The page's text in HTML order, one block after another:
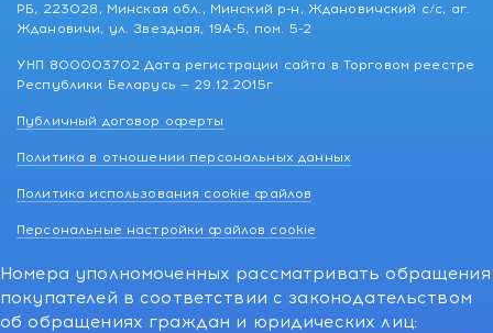
РБ, 223028, Минская обл., Минский р-н, Ждановичский с/с, аг.
Ждановичи, ул. Звездная, 19А-5, пом. 5-2
УНП 800003702 Дата регистрации сайта в Торговом реестре
Республики Беларусь — 29.12.2015г
Публичный договор оферты
Политика в отношении персональных данных
Политика использования cookie файлов
Персональные настройки файлов cookie
Номера уполномоченных рассматривать обращения
покупателей в соответствии с законодательством
об обращениях граждан и юридических лиц: